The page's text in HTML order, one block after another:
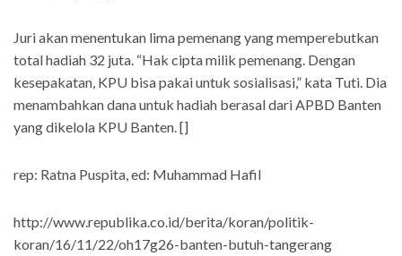
Juri akan menentukan lima pemenang yang memperebutkan
total hadiah 32 juta. “Hak cipta milik pemenang. Dengan
kesepakatan, KPU bisa pakai untuk sosialisasi,” kata Tuti. Dia
menambahkan dana untuk hadiah berasal dari APBD Banten
yang dikelola KPU Banten. []
rep: Ratna Puspita, ed: Muhammad Hafil
http://www.republika.co.id/berita/koran/politik-
koran/16/11/22/oh17g26-banten-butuh-tangerang